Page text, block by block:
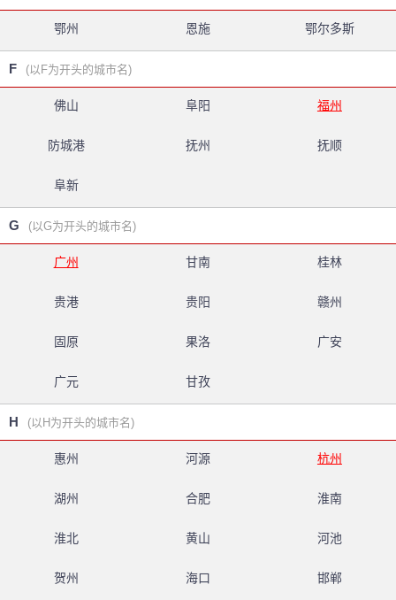
鄂州 恩施 鄂尔多斯
F (以F为开头的城市名)
佛山 阜阳 福州
防城港 抚州 抚顺
阜新
G (以G为开头的城市名)
广州 甘南 桂林
贵港 贵阳 赣州
固原 果洛 广安
广元 甘孜
H (以H为开头的城市名)
惠州 河源 杭州
湖州 合肥 淮南
淮北 黄山 河池
贺州 海口 邯郸